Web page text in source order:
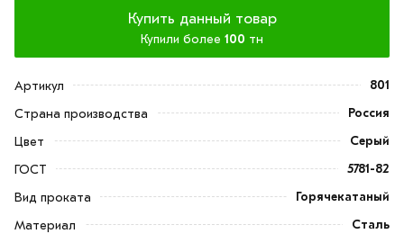
Купить данный товар
Купили более 100 тн
Артикул
801
Страна производства
Россия
Цвет
Серый
ГОСТ
5781-82
Вид проката
Горячекатаный
Материал
Сталь